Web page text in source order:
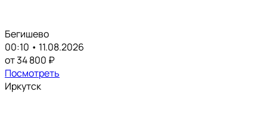
Бегишево
00:10 • 11.08.2026
от 34 800 ₽
Посмотреть
Иркутск